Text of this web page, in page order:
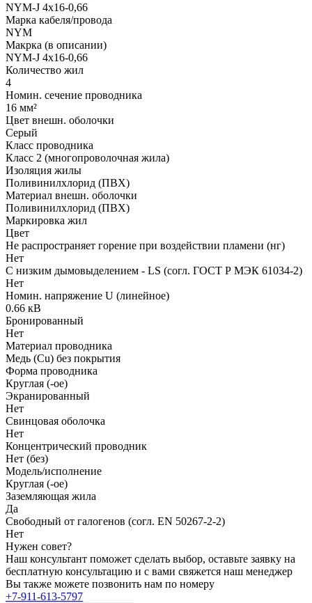
NYM-J 4x16-0,66
Марка кабеля/провода
NYM
Макрка (в описании)
NYM-J 4x16-0,66
Количество жил
4
Номин. сечение проводника
16 мм²
Цвет внешн. оболочки
Серый
Класс проводника
Класс 2 (многопроволочная жила)
Изоляция жилы
Поливинилхлорид (ПВХ)
Материал внешн. оболочки
Поливинилхлорид (ПВХ)
Маркировка жил
Цвет
Не распространяет горение при воздействии пламени (нг)
Нет
С низким дымовыделением - LS (согл. ГОСТ Р МЭК 61034-2)
Нет
Номин. напряжение U (линейное)
0.66 кВ
Бронированный
Нет
Материал проводника
Медь (Cu) без покрытия
Форма проводника
Круглая (-ое)
Экранированный
Нет
Свинцовая оболочка
Нет
Концентрический проводник
Нет (без)
Модель/исполнение
Круглая (-ое)
Заземляющая жила
Да
Свободный от галогенов (согл. EN 50267-2-2)
Нет
Нужен совет?
Наш консультант поможет сделать выбор, оставьте заявку на
бесплатную консультацию и с вами свяжется наш менеджер
Вы также можете позвонить нам по номеру
+7-911-613-5797